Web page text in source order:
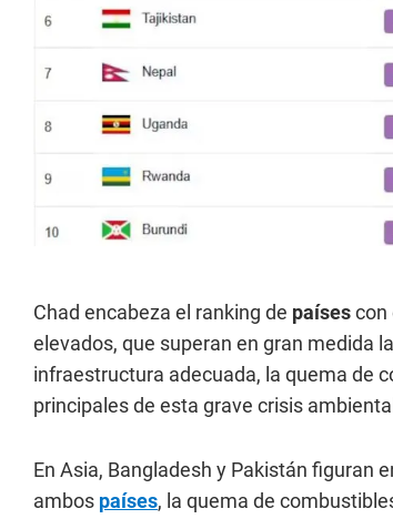
Chad encabeza el ranking de paísescon
elevados, que superan en gran medida
infraestructura adecuada, la quema de
principales de esta grave crisis
En Asia, Bangladesh y Pakistán figuran
ambos países, la quema de